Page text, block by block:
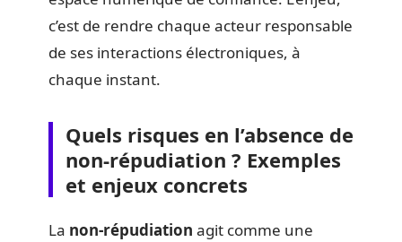
c’est de rendre chaque acteur responsable
de ses interactions électroniques, à
chaque instant.
Quels risques en l’absence de
non-répudiation ? Exemples
et enjeux concrets
La non-répudiation agit comme une